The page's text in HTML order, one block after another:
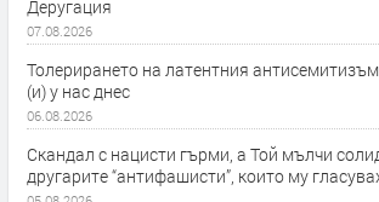
Деругация
07.08.2026
Толерирането на латентния
(и) у нас днес
06.08.2026
Скандал с нацисти гърми, а Той мълчи
другарите “антифашисти”, които му